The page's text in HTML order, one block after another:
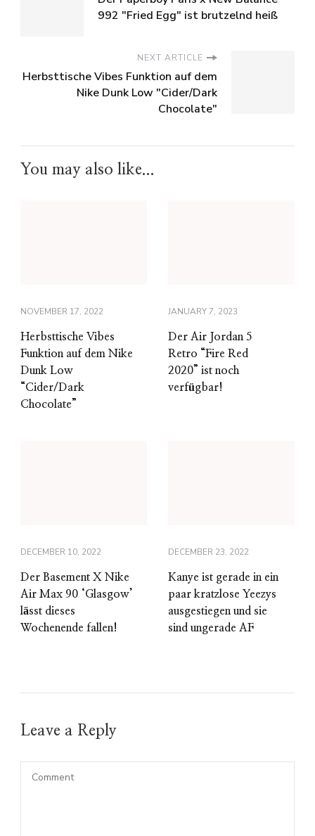
992 "Fried Egg" ist brutzelnd heiß
NEXT ARTICLE
Herbsttische Vibes Funktion auf dem
Nike Dunk Low "Cider/Dark
Chocolate"
You may also like...
NOVEMBER 17, 2022
Herbsttische Vibes
Funktion auf dem Nike
Dunk Low
“Cider/Dark
Chocolate”
JANUARY 7, 2023
Der Air Jordan 5
Retro “Fire Red
2020” ist noch
verfügbar!
DECEMBER 10, 2022
Der Basement X Nike
Air Max 90 ‘Glasgow’
lässt dieses
Wochenende fallen!
DECEMBER 23, 2022
Kanye ist gerade in ein
paar kratzlose Yeezys
ausgestiegen und sie
sind ungerade AF
Leave a Reply